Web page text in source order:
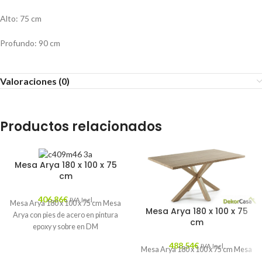
Alto: 75 cm
Profundo: 90 cm
Valoraciones (0)
Productos relacionados
Mesa Arya 180 x 100 x 75
cm
406,86€ IVA Incl.
Mesa Arya 180 x 100 x 75 cm Mesa
Arya con pies de acero en pintura
epoxy y sobre en DM
Mesa Arya 180 x 100 x 75
cm
488,54€ IVA Incl.
Mesa Arya 180 x 100 x 75 cm Mesa